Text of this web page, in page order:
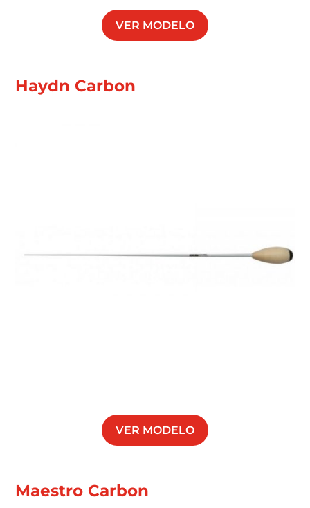
VER MODELO
Haydn Carbon
VER MODELO
Maestro Carbon